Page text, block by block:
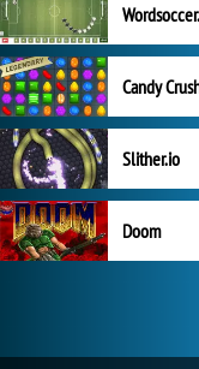
Candy
Slither.io
Doom